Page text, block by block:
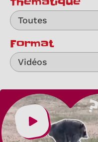
Toutes
Format
Vidéos